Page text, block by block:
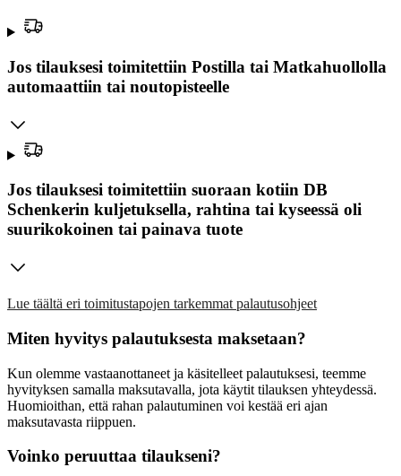
Jos tilauksesi toimitettiin Postilla tai Matkahuollolla
automaattiin tai noutopisteelle
Jos tilauksesi toimitettiin suoraan kotiin DB
Schenkerin kuljetuksella, rahtina tai kyseessä oli
suurikokoinen tai painava tuote
Lue täältä eri toimitustapojen tarkemmat palautusohjeet
Miten hyvitys palautuksesta maksetaan?
Kun olemme vastaanottaneet ja käsitelleet palautuksesi, teemme
hyvityksen samalla maksutavalla, jota käytit tilauksen yhteydessä.
Huomioithan, että rahan palautuminen voi kestää eri ajan
maksutavasta riippuen.
Voinko peruuttaa tilaukseni?